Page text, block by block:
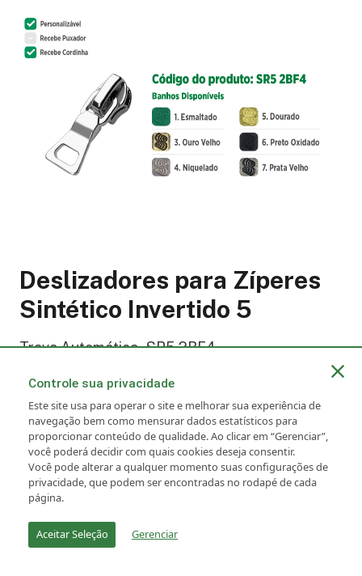
Deslizadores para Zíperes
Sintético Invertido 5
Trava Automática - SR5 2BF4
Mais Informações
Controle sua privacidade
Este site usa para operar o site e melhorar sua experiência de
navegação bem como mensurar dados estatísticos para
proporcionar conteúdo de qualidade. Ao clicar em “Gerenciar”,
você poderá decidir com quais cookies deseja consentir.
Você pode alterar a qualquer momento suas configurações de
privacidade, que podem ser encontradas no rodapé de cada
página.
Aceitar Seleção Gerenciar